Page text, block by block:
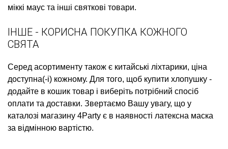
міккі маус та інші святкові товари.
ІНШЕ - КОРИСНА ПОКУПКА КОЖНОГО
СВЯТА
Серед асортименту також є китайські ліхтарики, ціна
доступна(-і) кожному. Для того, щоб купити хлопушку -
додайте в кошик товар і виберіть потрібний спосіб
оплати та доставки. Звертаємо Вашу увагу, що у
каталозі магазину 4Party є в наявності латексна маска
за відмінною вартістю.